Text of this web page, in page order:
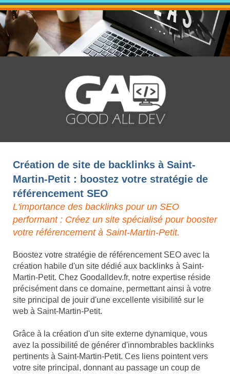
Création de site de backlinks à Saint-
Martin-Petit : boostez votre stratégie de
référencement SEO
L'importance des backlinks pour un SEO
performant : Créez un site spécialisé pour booster
votre référencement à Saint-Martin-Petit.
Boostez votre stratégie de référencement SEO avec la
création habile d'un site dédié aux backlinks à Saint-
Martin-Petit. Chez Goodalldev.fr, notre expertise réside
précisément dans ce domaine, permettant ainsi à votre
site principal de jouir d'une excellente visibilité sur le
web à Saint-Martin-Petit.
Grâce à la création d'un site externe dynamique, vous
avez la possibilité de générer d'innombrables backlinks
pertinents à Saint-Martin-Petit. Ces liens pointent vers
votre site principal, donnant au passage un coup de